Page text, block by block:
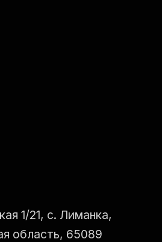
1/21, с. Лиманка,
область, 65089